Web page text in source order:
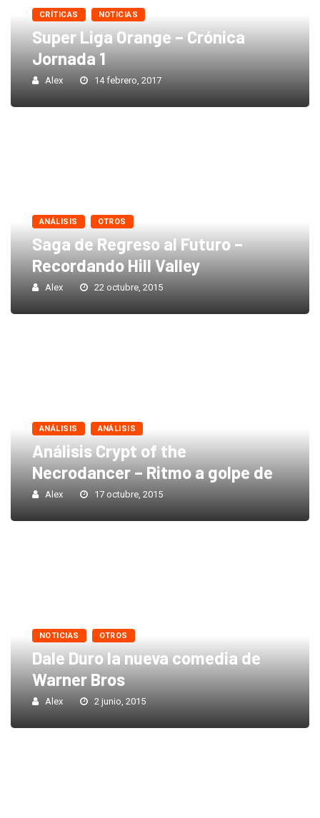
CRÍTICAS NOTICIAS
Super Liga Orange – Crónica
Jornada 1
Alex 14 febrero, 2017
ANÁLISIS OTROS
Saga de Regreso al Futuro –
Recordando Hill Valley
Alex 22 octubre, 2015
ANÁLISIS ANÁLISIS
Análisis Crypt of the
Necrodancer – Ritmo a golpe de
Alex 17 octubre, 2015
NOTICIAS OTROS
Dale Duro la nueva comedia de
Warner Bros
Alex 2 junio, 2015